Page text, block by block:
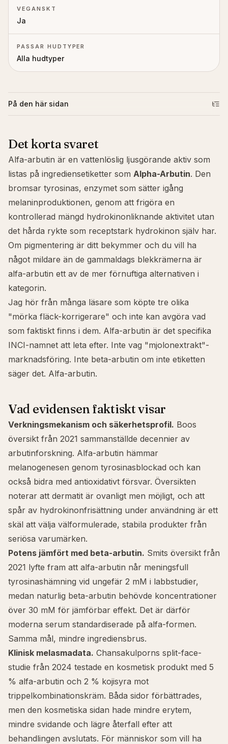
VEGANSKT
Ja
PASSAR HUDTYPER
Alla hudtyper
På den här sidan
Det korta svaret
Alfa-arbutin är en vattenlöslig ljusgörande aktiv som
listas på ingrediensetiketter som Alpha-Arbutin. Den
bromsar tyrosinas, enzymet som sätter igång
melaninproduktionen, genom att frigöra en
kontrollerad mängd hydrokinonliknande aktivitet utan
det hårda rykte som receptstark hydrokinon själv har.
Om pigmentering är ditt bekymmer och du vill ha
något mildare än de gammaldags blekkrämerna är
alfa-arbutin ett av de mer förnuftiga alternativen i
kategorin.
Jag hör från många läsare som köpte tre olika
"mörka fläck-korrigerare" och inte kan avgöra vad
som faktiskt finns i dem. Alfa-arbutin är det specifika
INCI-namnet att leta efter. Inte vag "mjolonextrakt"-
marknadsföring. Inte beta-arbutin om inte etiketten
säger det. Alfa-arbutin.
Vad evidensen faktiskt visar
Verkningsmekanism och säkerhetsprofil. Boos
översikt från 2021 sammanställde decennier av
arbutinforskning. Alfa-arbutin hämmar
melanogenesen genom tyrosinasblockad och kan
också bidra med antioxidativt försvar. Översikten
noterar att dermatit är ovanligt men möjligt, och att
spår av hydrokinonfrisättning under användning är ett
skäl att välja välformulerade, stabila produkter från
seriösa varumärken.
Potens jämfört med beta-arbutin. Smits översikt från
2021 lyfte fram att alfa-arbutin når meningsfull
tyrosinashämning vid ungefär 2 mM i labbstudier,
medan naturlig beta-arbutin behövde koncentrationer
över 30 mM för jämförbar effekt. Det är därför
moderna serum standardiserade på alfa-formen.
Samma mål, mindre ingrediensbrus.
Klinisk melasmadata. Chansakulporns split-face-
studie från 2024 testade en kosmetisk produkt med 5
% alfa-arbutin och 2 % kojisyra mot
trippelkombinationskräm. Båda sidor förbättrades,
men den kosmetiska sidan hade mindre erytem,
mindre svidande och lägre återfall efter att
behandlingen avslutats. För människor som vill ha